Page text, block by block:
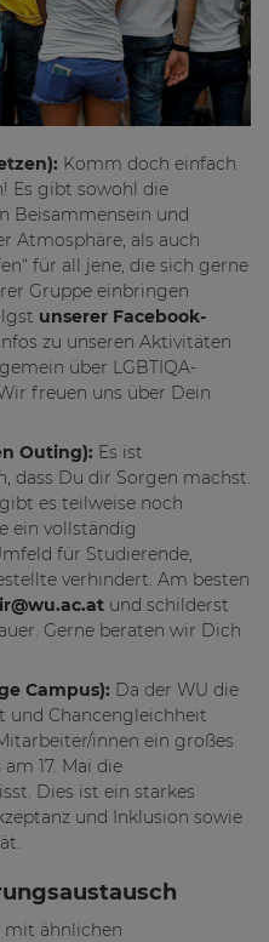
Komm doch einfach
Es gibt sowohl die
Beisammensein und
Atmosphäre, als auch
für all jene, die sich gerne
Gruppe einbringen
unserer Facebook-
zu unseren Aktivitäten
über LGBTIQA-
freuen uns über Dein
Outing): Es ist
dass Du dir Sorgen machst.
es teilweise noch
ein vollständig
für Studierende,
verhindert. Am besten
und schilderst
Gerne beraten wir Dich
Campus): Da der WU die
und Chancengleichheit
innen ein großes
17. Mai die
Dies ist ein starkes
und Inklusion sowie
mit ähnlichen